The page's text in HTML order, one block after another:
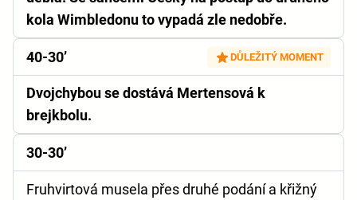
kola Wimbledonu to vypadá zle nedobře.
40-30’ DŮLEŽITÝ MOMENT
Dvojchybou se dostává Mertensová k
brejkbolu.
30-30’
Fruhvirtová musela přes druhé podání a křižný